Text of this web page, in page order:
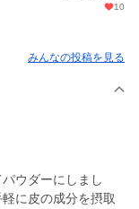
10
みんなの投稿を見る
ウダーにしまし
に皮の成分を摂取